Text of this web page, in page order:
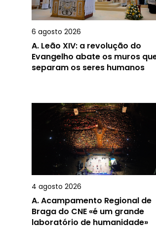
6 agosto 2026
A. Leão XIV: a revolução do
Evangelho abate os muros
separam os seres humanos
4 agosto 2026
A.Acampamento Regional de
Braga do CNE «é um grande
laboratório de humanidade»